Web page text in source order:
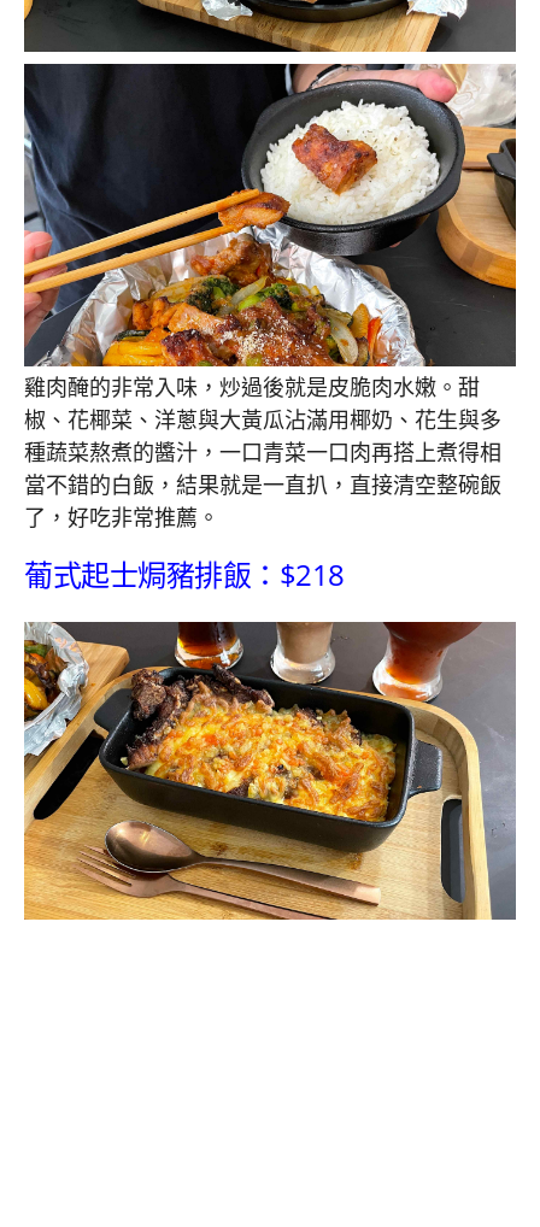
雞肉醃的非常入味，炒過後就是皮脆肉水嫩。甜
椒、花椰菜、洋蔥與大黃瓜沾滿用椰奶、花生與多
種蔬菜熬煮的醬汁，一口青菜一口肉再搭上煮得相
當不錯的白飯，結果就是一直扒，直接清空整碗飯
了，好吃非常推薦。
葡式起士焗豬排飯：$218